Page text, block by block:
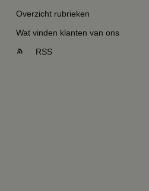
Overzicht rubrieken
Wat vinden klanten van ons
RSS